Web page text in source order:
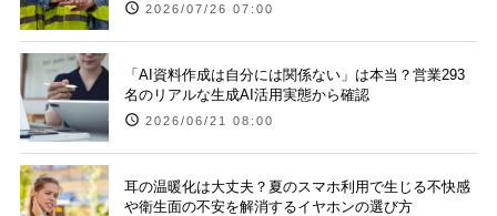
2026/07/26 07:00
「AI資料作成は自分には関係ない」は本当？営業293
名のリアルな生成AI活用実態から確認
2026/06/21 08:00
耳の温暖化は大丈夫？夏のスマホ利用で生じる不快感
や衛生面の不安を解消するイヤホンの選び方